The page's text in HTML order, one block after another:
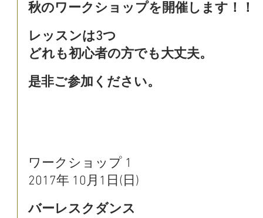
秋のワークショップを開催します！！
レッスンは3つ
どれも初心者の方でも大丈夫。
是非ご参加ください。
ワークショップ 1
2017年 10月1日(日)
バーレスクダンス